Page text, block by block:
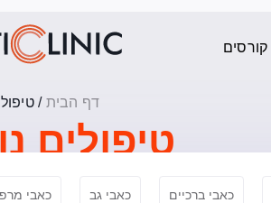
קורסים
דף הבית /
טיפולים
כאבי ברכיים כאבי גב כאבי